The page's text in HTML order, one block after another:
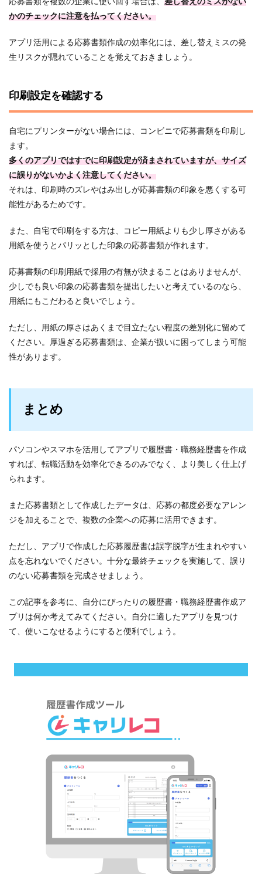
かのチェックに注意を払ってください。
アプリ活用による応募書類作成の効率化には、差し替えミスの発
生リスクが隠れていることを覚えておきましょう。
印刷設定を確認する
自宅にプリンターがない場合には、コンビニで応募書類を印刷し
ます。
多くのアプリではすでに印刷設定が済まされていますが、サイズ
に誤りがないかよく注意してください。
それは、印刷時のズレやはみ出しが応募書類の印象を悪くする可
能性があるためです。
また、自宅で印刷をする方は、コピー用紙よりも少し厚さがある
用紙を使うとパリッとした印象の応募書類が作れます。
応募書類の印刷用紙で採用の有無が決まることはありませんが、
少しでも良い印象の応募書類を提出したいと考えているのなら、
用紙にもこだわると良いでしょう。
ただし、用紙の厚さはあくまで目立たない程度の差別化に留めて
ください。厚過ぎる応募書類は、企業が扱いに困ってしまう可能
性があります。
まとめ
パソコンやスマホを活用してアプリで履歴書・職務経歴書を作成
すれば、転職活動を効率化できるのみでなく、より美しく仕上げ
られます。
また応募書類として作成したデータは、応募の都度必要なアレン
ジを加えることで、複数の企業への応募に活用できます。
ただし、アプリで作成した応募履歴書は誤字脱字が生まれやすい
点を忘れないでください。十分な最終チェックを実施して、誤り
のない応募書類を完成させましょう。
この記事を参考に、自分にぴったりの履歴書・職務経歴書作成ア
プリは何か考えてみてください。自分に適したアプリを見つけ
て、使いこなせるようにすると便利でしょう。